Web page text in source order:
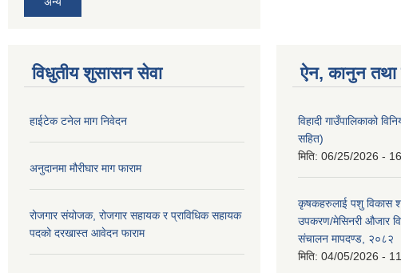
विधुतीय शुसासन सेवा
हाईटेक टनेल माग निवेदन
अनुदानमा मौरीघार माग फाराम
रोजगार संयोजक, रोजगार सहायक र प्राविधिक सहायक
पदको दरखास्त आवेदन फाराम
ऐन, कानुन तथा
विहादी गाउँपालिकाको
सहित)
मिति: 06/25/2026 -
कृषकहरुलाई पशु विकास
उपकरण/मेसिनरी औजार
संचालन मापदण्ड, २०८२
मिति: 04/05/2026 -